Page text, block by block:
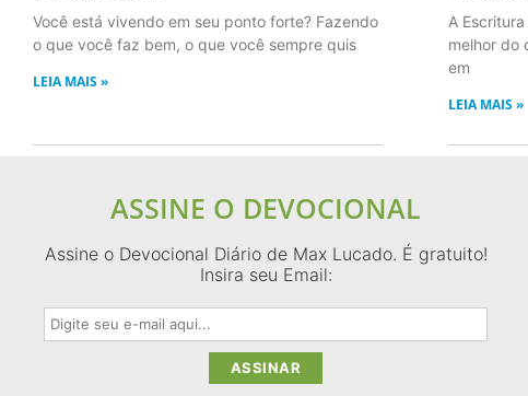
Você está vivendo em seu ponto forte? Fazendo
o que você faz bem, o que você sempre quis
LEIA MAIS »
A
melhor do
em
LEIA MAIS »
ASSINE O DEVOCIONAL
Assine o Devocional Diário de Max Lucado. É gratuito!
Insira seu Email: